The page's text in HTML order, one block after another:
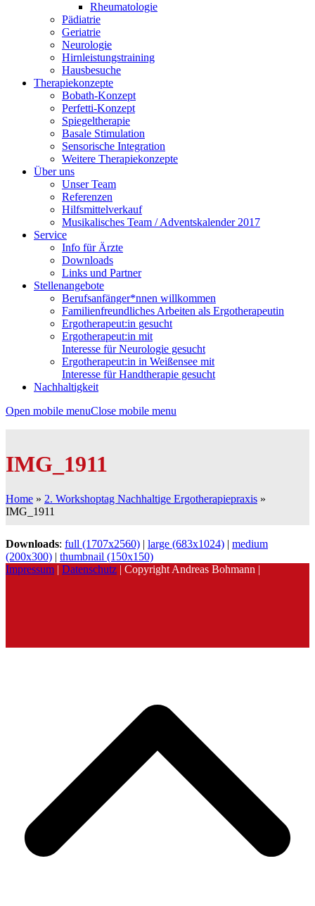
Rheumatologie
Pädiatrie
Geriatrie
Neurologie
Hirnleistungstraining
Hausbesuche
Therapiekonzepte
Bobath-Konzept
Perfetti-Konzept
Spiegeltherapie
Basale Stimulation
Sensorische Integration
Weitere Therapiekonzepte
Über uns
Unser Team
Referenzen
Hilfsmittelverkauf
Musikalisches Team / Adventskalender 2017
Service
Info für Ärzte
Downloads
Links und Partner
Stellenangebote
Berufsanfänger*nnen willkommen
Familienfreundliches Arbeiten als Ergotherapeutin
Ergotherapeut:in gesucht
Ergotherapeut:in mit
Interesse für Neurologie gesucht
Ergotherapeut:in in Weißensee mit
Interesse für Handtherapie gesucht
Nachhaltigkeit
Open mobile menuClose mobile menu
IMG_1911
Home » 2. Workshoptag Nachhaltige Ergotherapiepraxis »
IMG_1911
Downloads: full (1707x2560) | large (683x1024) | medium
(200x300) | thumbnail (150x150)
Impressum | Datenschutz | Copyright Andreas Bohmann |